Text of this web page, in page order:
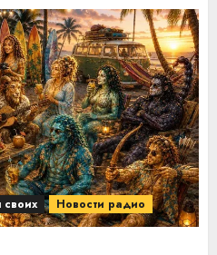
своих Новости радио